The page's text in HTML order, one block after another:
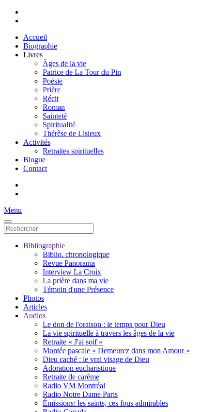
Accueil
Biographie
Livres
Âges de la vie
Patrice de La Tour du Pin
Poésie
Prière
Récit
Roman
Sainteté
Spiritualité
Thérèse de Lisieux
Activités
Retraites spirituelles
Blogue
Contact
Menu
Bibliographie
Biblio. chronologique
Revue Panorama
Interview La Croix
La prière dans ma vie
Témoin d'une Présence
Photos
Articles
Audios
Le don de l'oraison : le temps pour Dieu
La vie spirituelle à travers les âges de la vie
Retraite « J'ai soif »
Montée pascale « Demeurez dans mon Amour »
Dieu caché : le vrai visage de Dieu
Adoration eucharistique
Retraite de carême
Radio VM Montréal
Radio Notre Dame Paris
Émissions: les saints, ces fous admirables